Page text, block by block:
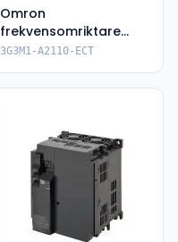
Omron
frekvensomriktare
3G3M1-A2110-ECT
3G3M1-A2110-ECT